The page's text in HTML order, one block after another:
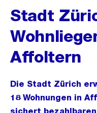
Stadt
Affoltern
Die Stadt Zürich
18 Wohnungen in